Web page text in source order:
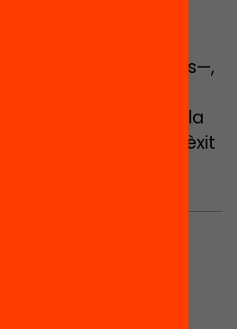
aquells qui tenen
o emocionals—,
fixats pel
per la tradició i la
es confonen amb l’èxit
per al debat
recents de
i objecte d’anàlisi
les desigualtats
des de l’escola